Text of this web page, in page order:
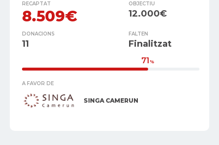
RECAPTAT
8.509€
OBJECTIU
12.000€
DONACIONS
11
FALTEN
Finalitzat
71%
A FAVOR DE
SINGA CAMERUN